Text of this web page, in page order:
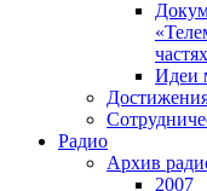
Идеи
Радио
Архив
2007